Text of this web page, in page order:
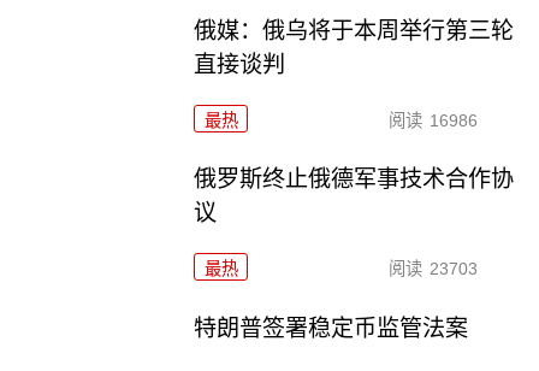
俄媒：俄乌将于本周举行第三轮
直接谈判
最热 阅读 16986
俄罗斯终止俄德军事技术合作协
议
最热 阅读 23703
特朗普签署稳定币监管法案